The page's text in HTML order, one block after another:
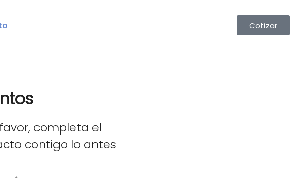
Cotizar
completa el
contigo lo antes